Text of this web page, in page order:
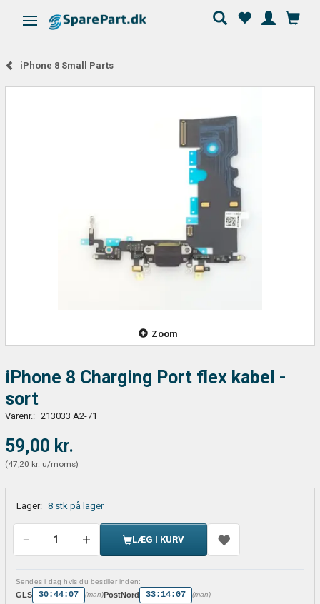
Skifte navigation
iPhone 8 Small Parts
Zoom
iPhone 8 Charging Port flex kabel -
sort
Varenr.: 213033 A2-71
59,00 kr.
(47,20 kr. u/moms)
Lager: 8 stk på lager
LÆG I KURV
Sendes i dag hvis du bestiller inden:
GLS 30:44:07 (man)PostNord 33:14:07 (man)